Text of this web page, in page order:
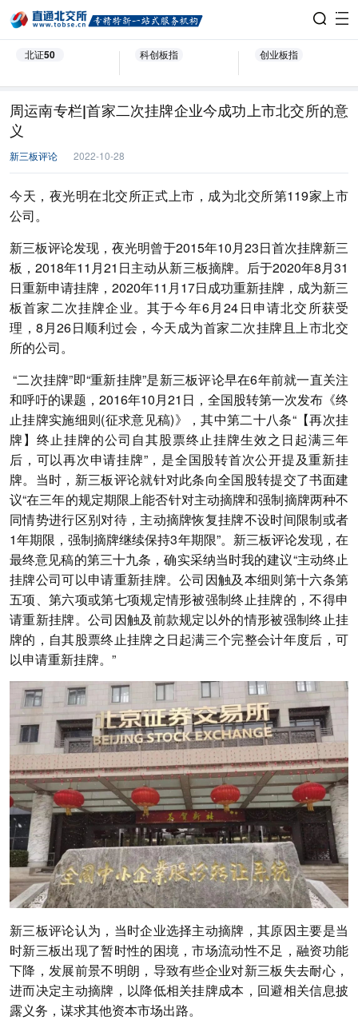
北证50 科创板指 创业板指
周运南专栏|首家二次挂牌企业今成功上市北交所的意
义
新三板评论 2022-10-28
今天，夜光明在北交所正式上市，成为北交所第119家上市
公司。
新三板评论发现，夜光明曾于2015年10月23日首次挂牌新三
板，2018年11月21日主动从新三板摘牌。后于2020年8月31
日重新申请挂牌，2020年11月17日成功重新挂牌，成为新三
板首家二次挂牌企业。其于今年6月24日申请北交所获受
理，8月26日顺利过会，今天成为首家二次挂牌且上市北交
所的公司。
“二次挂牌”即“重新挂牌”是新三板评论早在6年前就一直关注
和呼吁的课题，2016年10月21日，全国股转第一次发布《终
止挂牌实施细则(征求意见稿)》，其中第二十八条“【再次挂
牌】终止挂牌的公司自其股票终止挂牌生效之日起满三年
后，可以再次申请挂牌”，是全国股转首次公开提及重新挂
牌。当时，新三板评论就针对此条向全国股转提交了书面建
议“在三年的规定期限上能否针对主动摘牌和强制摘牌两种不
同情势进行区别对待，主动摘牌恢复挂牌不设时间限制或者
1年期限，强制摘牌继续保持3年期限”。新三板评论发现，在
最终意见稿的第三十九条，确实采纳当时我的建议“主动终止
挂牌公司可以申请重新挂牌。公司因触及本细则第十六条第
五项、第六项或第七项规定情形被强制终止挂牌的，不得申
请重新挂牌。公司因触及前款规定以外的情形被强制终止挂
牌的，自其股票终止挂牌之日起满三个完整会计年度后，可
以申请重新挂牌。”
新三板评论认为，当时企业选择主动摘牌，其原因主要是当
时新三板出现了暂时性的困境，市场流动性不足，融资功能
下降，发展前景不明朗，导致有些企业对新三板失去耐心，
进而决定主动摘牌，以降低相关挂牌成本，回避相关信息披
露义务，谋求其他资本市场出路。